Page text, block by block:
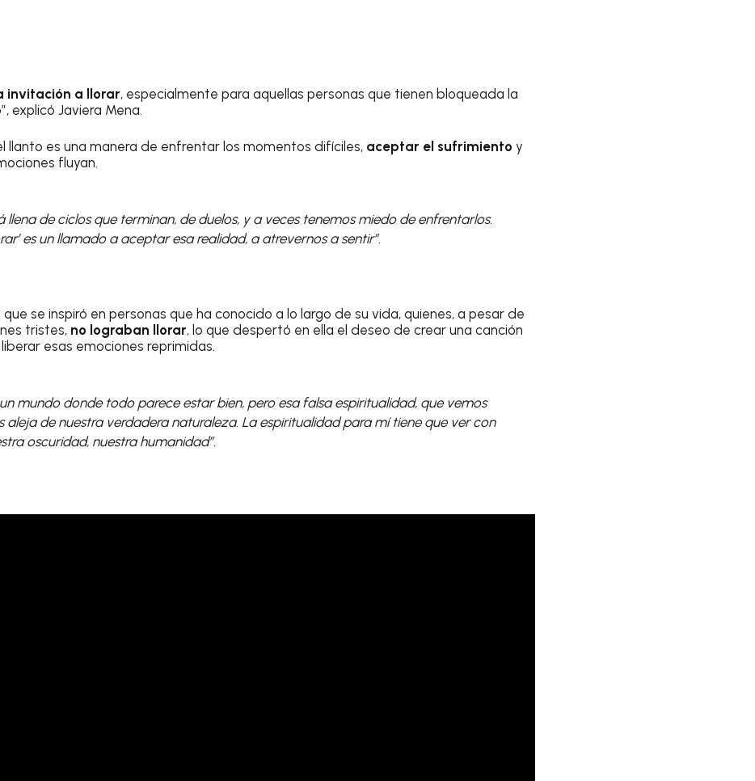
invitación a llorar, especialmente para aquellas personas que tienen bloqueada la
explicó Javiera Mena.
llanto es una manera de enfrentar los momentos difíciles, aceptar el sufrimiento y
fluyan.
llena de ciclos que terminan, de duelos, y a veces tenemos miedo de enfrentarlos.
es un llamado a aceptar esa realidad, a atrevernos a sentir”.
se inspiró en personas que ha conocido a lo largo de su vida, quienes, a pesar de
tristes, no lograban llorar, lo que despertó en ella el deseo de crear una canción
esas emociones reprimidas.
un mundo donde todo parece estar bien, pero esa falsa espiritualidad, que vemos
aleja de nuestra verdadera naturaleza. La espiritualidad para mí tiene que ver con
oscuridad, nuestra humanidad”.